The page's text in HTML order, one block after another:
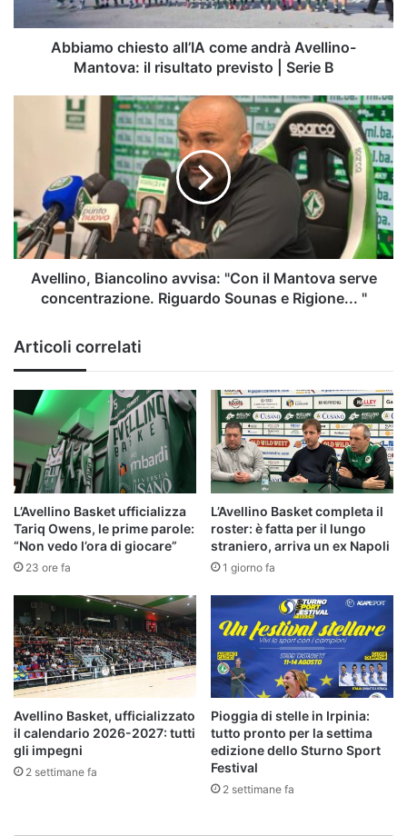
risultato
previstoAbbiamo chiesto all’IA come andrà Avellino-
Mantova: il risultato previsto | Serie B
Biancolino
Mantova
serve
concentrazione.
Riguardo
Sounas
Avellino, Biancolino avvisa: "Con il Mantova serve
concentrazione. Riguardo Sounas e Rigione... "
Articoli correlati
L’Avellino Basket ufficializza
Tariq Owens, le prime parole:
“Non vedo l’ora di giocare”
23 ore fa
L’Avellino Basket completa il
roster: è fatta per il lungo
straniero, arriva un ex Napoli
1 giorno fa
Avellino Basket, ufficializzato
il calendario 2026-2027: tutti
gli impegni
2 settimane fa
Pioggia di stelle in Irpinia:
tutto pronto per la settima
edizione dello Sturno Sport
Festival
2 settimane fa